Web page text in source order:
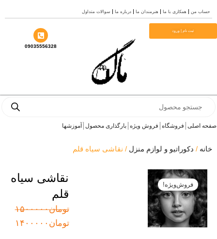
من همکاری با ما هنرمندان ما درباره ما سوالات متداول
ثبت نام | ورود
09035556328
اصلی فروشگاه فروش ویژه بارگذاری محصول آموزشها
/دکوراتیو و لوازم منزل/ نقاشی سیاه قلم
فروش‌ویژه!
نقاشی سیاه
قلم
تومان۱۵۰۰۰۰۰قیمت
اصلی:
تومان۱۴۰۰۰۰۰
قیمت
فعلی: